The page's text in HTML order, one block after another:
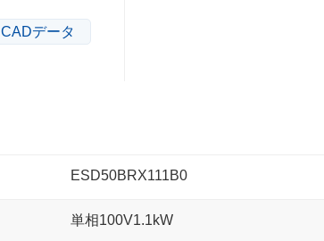
CADデータ
ESD50BRX111B0
単相100V1.1kW